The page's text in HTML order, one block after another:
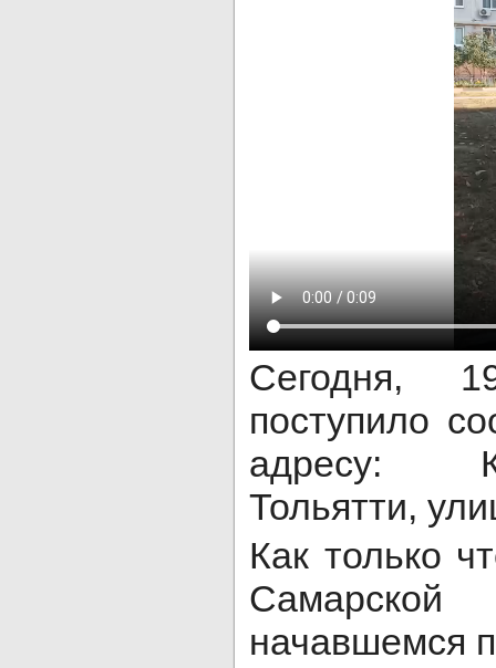
Сегодня,
поступило
адресу:
Тольятти,
Как только
начавшемся